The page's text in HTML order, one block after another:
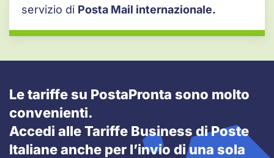
servizio di Posta Mail internazionale.
Le tariffe su PostaPronta sono molto
convenienti.
Accedi alle Tariffe Business di Poste
Italiane anche per l’invio di una sola